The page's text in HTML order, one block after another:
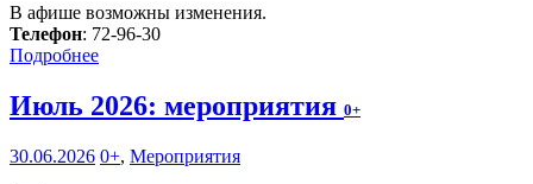
В афише возможны изменения.
Телефон: 72-96-30
Подробнее
Июль 2026: мероприятия 0+
30.06.2026 0+, Мероприятия